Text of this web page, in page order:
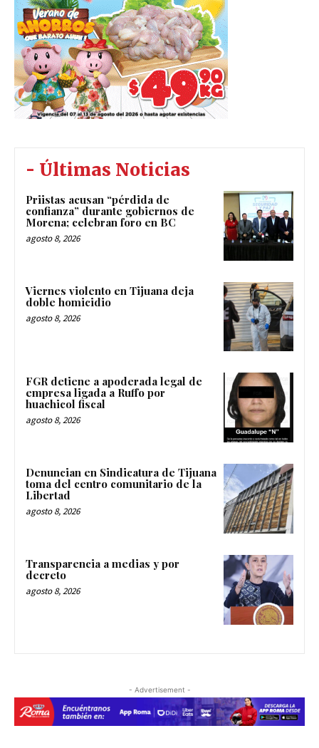
- Últimas Noticias
Priistas acusan “pérdida de
confianza” durante gobiernos de
Morena; celebran foro en BC
agosto 8, 2026
Viernes violento en Tijuana deja
doble homicidio
agosto 8, 2026
FGR detiene a apoderada legal de
empresa ligada a Ruffo por
huachicol fiscal
agosto 8, 2026
Denuncian en Sindicatura de Tijuana
toma del centro comunitario de la
Libertad
agosto 8, 2026
Transparencia a medias y por
decreto
agosto 8, 2026
- Advertisement -